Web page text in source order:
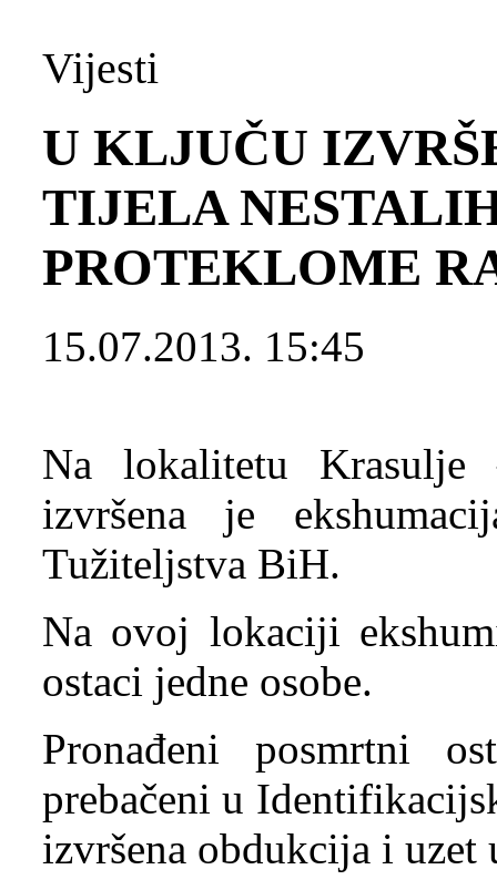
Vijesti
U KLJUČU
TIJELA
PROTEKLOME
15.07.2013. 15:45
Na lokalitetu
izvršena je
Tužiteljstva BiH.
Na ovoj lokaciji
ostaci jedne osobe.
Pronađeni posmrtni
prebačeni u
izvršena obdukcija i